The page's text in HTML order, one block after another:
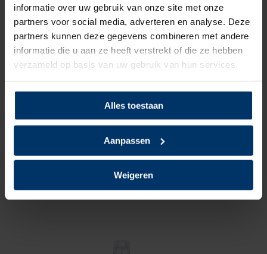
informatie over uw gebruik van onze site met onze
partners voor social media, adverteren en analyse. Deze
partners kunnen deze gegevens combineren met andere
informatie die u aan ze heeft verstrekt of die ze hebben
verzameld op basis van uw gebruik van hun services.
Alles toestaan
Aanpassen
Weigeren
Kleur Wit
Beoordelingen
0van5 Gebaseerd op 0 beoordeling(en)
Schrijf je eigen review
Delen